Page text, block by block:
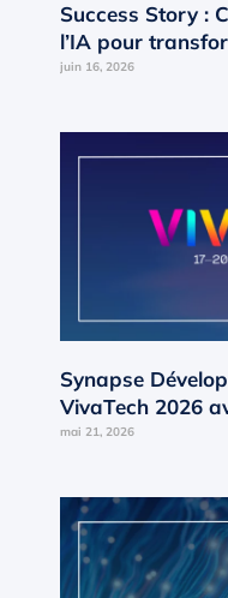
Success Story :
l’IA pour
interne en
juin 16, 2026
Synapse
VivaTech 2026
Occitanie
mai 21, 2026